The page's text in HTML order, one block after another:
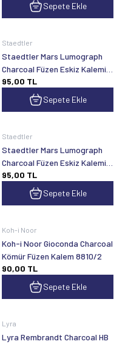
Sepete Ekle
Staedtler
Staedtler Mars Lumograph
Charcoal Füzen Eskiz Kalemi
100 C-H
95,00 TL
Sepete Ekle
Staedtler
Staedtler Mars Lumograph
Charcoal Füzen Eskiz Kalemi
100 C-S
95,00 TL
Sepete Ekle
Koh-i Noor
Koh-i Noor Gioconda Charcoal
Kömür Füzen Kalem 8810/2
90,00 TL
Sepete Ekle
Lyra
Lyra Rembrandt Charcoal HB